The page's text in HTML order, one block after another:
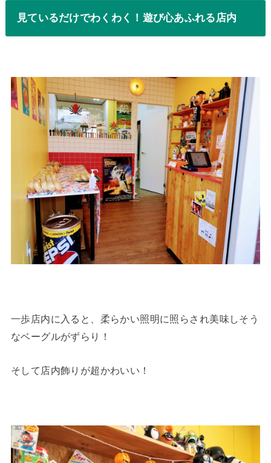
見ているだけでわくわく！遊び心あふれる店内
一歩店内に入ると、柔らかい照明に照らされ美味しそう
なベーグルがずらり！
そして店内飾りが超かわいい！